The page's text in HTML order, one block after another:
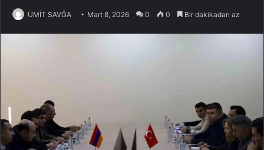
ÜMİT SAVĞA Mart 8, 2026 0 0 Bir dakikadan az